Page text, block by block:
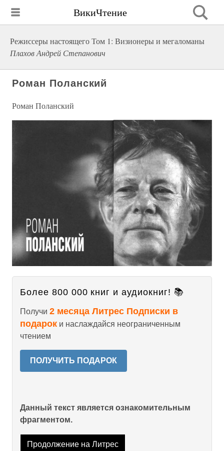
ВикиЧтение
Режиссеры настоящего Том 1: Визионеры и мегаломаны
Плахов Андрей Степанович
Роман Поланский
Роман Поланский
Более 800 000 книг и аудиокниг! 📚
Получи 2 месяца Литрес Подписки в
подарок и наслаждайся неограниченным
чтением
ПОЛУЧИТЬ ПОДАРОК
Данный текст является ознакомительным
фрагментом.
Продолжение на Литрес